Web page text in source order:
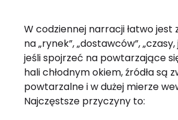
W codziennej narracji łatwo jest
na „rynek”, „dostawców”,
jeśli spojrzeć na powtarzające
hali chłodnym okiem, źródła są
powtarzalne i w dużej mierze
Najczęstsze przyczyny to: